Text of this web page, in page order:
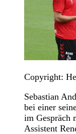
Copyright:
Sebastian
bei einer
im Gespräch
Assistent